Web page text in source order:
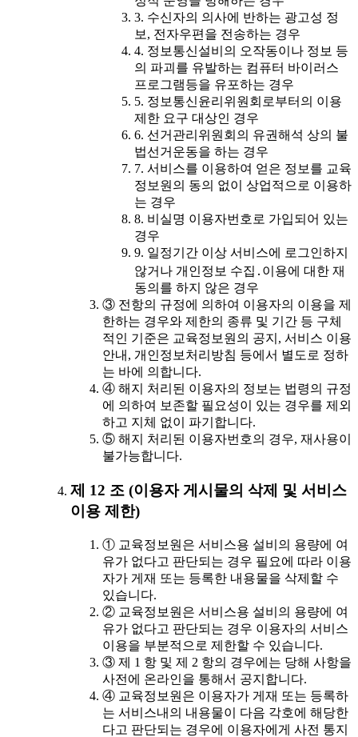
3. 수신자의 의사에 반하는 광고성 정
보, 전자우편을 전송하는 경우
4. 정보통신설비의 오작동이나 정보 등
의 파괴를 유발하는 컴퓨터 바이러스
프로그램등을 유포하는 경우
5. 정보통신윤리위원회로부터의 이용
제한 요구 대상인 경우
6. 선거관리위원회의 유권해석 상의 불
법선거운동을 하는 경우
7. 서비스를 이용하여 얻은 정보를 교육
정보원의 동의 없이 상업적으로 이용하
는 경우
8. 비실명 이용자번호로 가입되어 있는
경우
9. 일정기간 이상 서비스에 로그인하지
않거나 개인정보 수집․이용에 대한 재
동의를 하지 않은 경우
③ 전항의 규정에 의하여 이용자의 이용을 제
한하는 경우와 제한의 종류 및 기간 등 구체
적인 기준은 교육정보원의 공지, 서비스 이용
안내, 개인정보처리방침 등에서 별도로 정하
는 바에 의합니다.
④ 해지 처리된 이용자의 정보는 법령의 규정
에 의하여 보존할 필요성이 있는 경우를 제외
하고 지체 없이 파기합니다.
⑤ 해지 처리된 이용자번호의 경우, 재사용이
불가능합니다.
제 12 조 (이용자 게시물의 삭제 및 서비스
이용 제한)
① 교육정보원은 서비스용 설비의 용량에 여
유가 없다고 판단되는 경우 필요에 따라 이용
자가 게재 또는 등록한 내용물을 삭제할 수
있습니다.
② 교육정보원은 서비스용 설비의 용량에 여
유가 없다고 판단되는 경우 이용자의 서비스
이용을 부분적으로 제한할 수 있습니다.
③ 제 1 항 및 제 2 항의 경우에는 당해 사항을
사전에 온라인을 통해서 공지합니다.
④ 교육정보원은 이용자가 게재 또는 등록하
는 서비스내의 내용물이 다음 각호에 해당한
다고 판단되는 경우에 이용자에게 사전 통지